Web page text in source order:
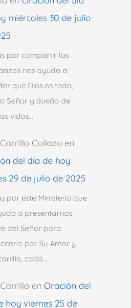
miércoles 30 de julio
por compartir las
nos ayuda a
que Dios es todo,
Señor y dueño de
vidas…
Collazo en
del día de hoy
29 de julio de 2025
por este Ministerio que
a presentarnos
del Señor para
por Su Amor y
cada…
en Oración del
hoy viernes 25 de